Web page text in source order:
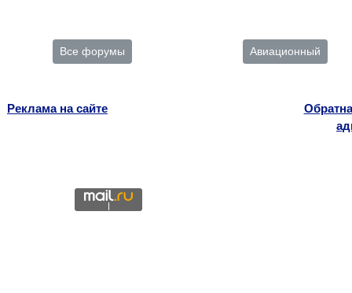
Все форумы Авиационный
Реклама на сайте